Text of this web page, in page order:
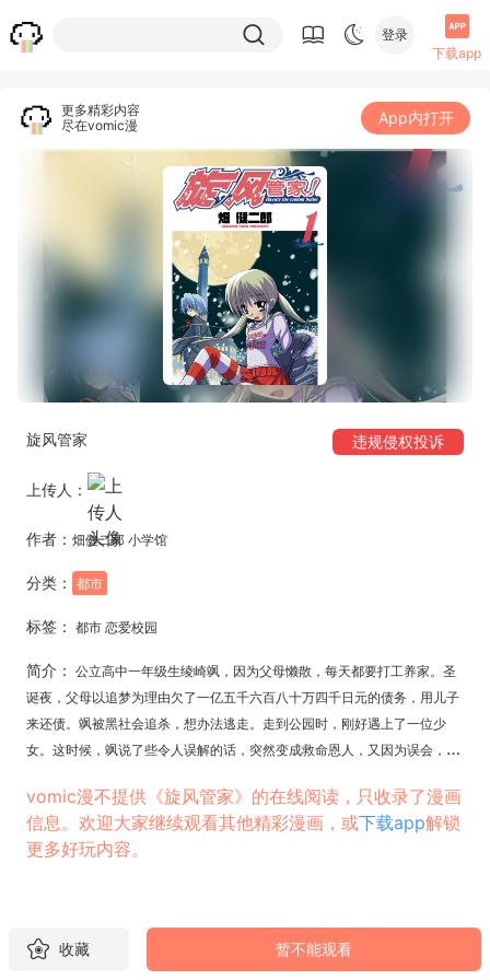
登录
下载app
更多精彩内容
尽在vomic漫
App内打开
旋风管家 违规侵权投诉
上传人：
作者： 畑健二郎 小学馆
分类： 都市
标签： 都市 恋爱校园
简介： 公立高中一年级生绫崎飒，因为父母懒散，每天都要打工养家。圣
诞夜，父母以追梦为理由欠了一亿五千六百八十万四千日元的债务，用儿子
来还债。飒被黑社会追杀，想办法逃走。走到公园时，刚好遇上了一位少
女。这时候，飒说了些令人误解的话，突然变成救命恩人，又因为误会，正
白皇学院而遇上一段段新旧关系……
vomic漫不提供《旋风管家》的在线阅读，只收录了漫画
信息。欢迎大家继续观看其他精彩漫画，或下载app解锁
更多好玩内容。
收藏 暂不能观看